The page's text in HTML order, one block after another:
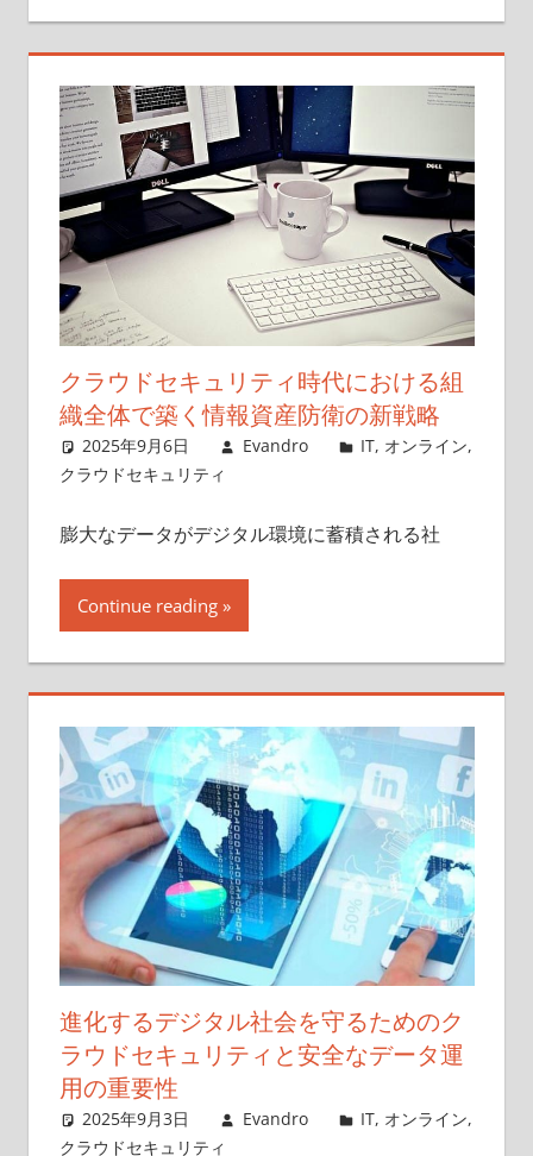
クラウドセキュリティ時代における組
織全体で築く情報資産防衛の新戦略
2025年9月6日 Evandro IT, オンライン,
クラウドセキュリティ
膨大なデータがデジタル環境に蓄積される社
Continue reading
進化するデジタル社会を守るためのク
ラウドセキュリティと安全なデータ運
用の重要性
2025年9月3日 Evandro IT, オンライン,
クラウドセキュリティ